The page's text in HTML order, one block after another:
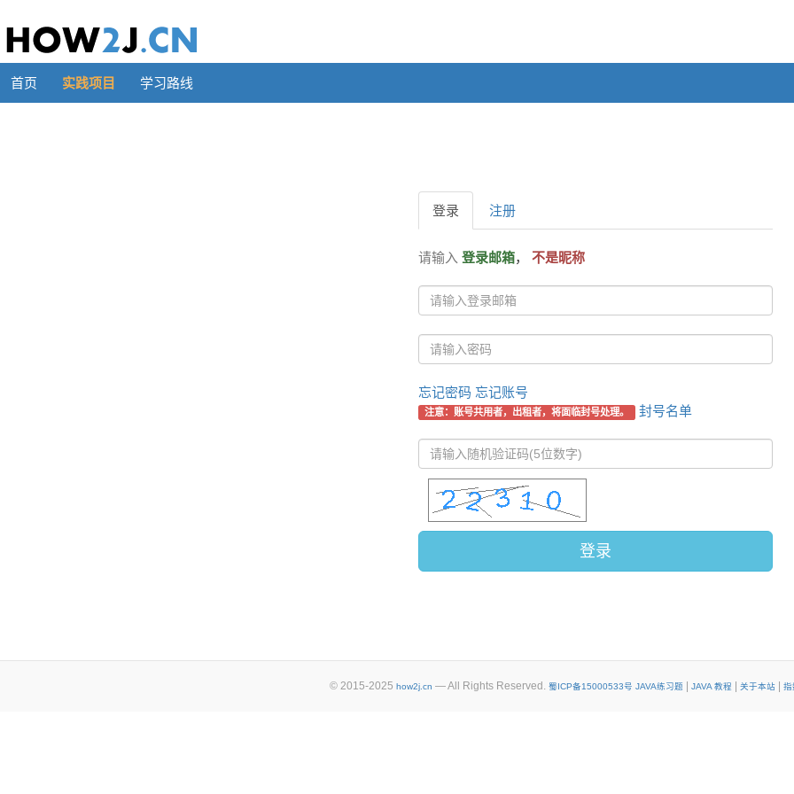
首页 实践项目 学习路线
登录 注册
请输入 登录邮箱， 不是昵称
忘记密码 忘记账号
注意：账号共用者，出租者，将面临封号处理。 封号名单
登录
© 2015-2025 how2j.cn — All Rights Reserved. 蜀ICP备15000533号 JAVA练习题 JAVA 教程 关于本站| 指